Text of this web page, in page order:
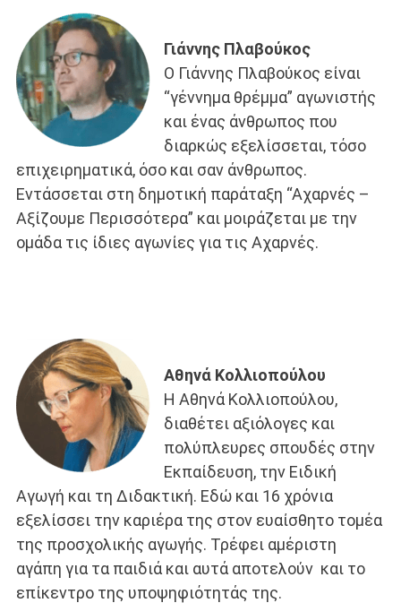
Γιάννης Πλαβούκος
Ο Γιάννης Πλαβούκος είναι
“γέννημα θρέμμα” αγωνιστής
και ένας άνθρωπος που
διαρκώς εξελίσσεται, τόσο
επιχειρηματικά, όσο και σαν άνθρωπος.
Εντάσσεται στη δημοτική παράταξη “Αχαρνές –
Αξίζουμε Περισσότερα” και μοιράζεται με την
ομάδα τις ίδιες αγωνίες για τις Αχαρνές.
Αθηνά Κολλιοπούλου
Η Αθηνά Κολλιοπούλου,
διαθέτει αξιόλογες και
πολύπλευρες σπουδές στην
Εκπαίδευση, την Ειδική
Αγωγή και τη Διδακτική. Εδώ και 16 χρόνια
εξελίσσει την καριέρα της στον ευαίσθητο τομέα
της προσχολικής αγωγής. Τρέφει αμέριστη
αγάπη για τα παιδιά και αυτά αποτελούν και το
επίκεντρο της υποψηφιότητάς της.